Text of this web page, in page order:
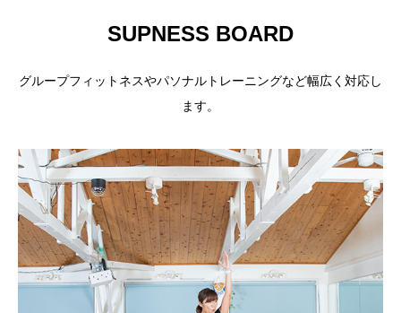
SUPNESS BOARD
グループフィットネスやパソナルトレーニングなど幅広く対応し
ます。